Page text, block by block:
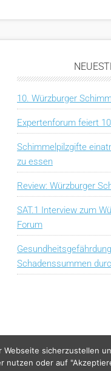
10. Würzburger
Expertenforum feiert
Schimmelpilzgifte
zu essen
Review: Würzburger
SAT.1 Interview zum
Forum
Schadenssummen
sicherzustellen
nutzen oder auf